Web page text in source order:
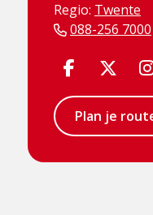
Regio: Twente
088-256 7000
Visit
Facebook
page
Visit
Plan je